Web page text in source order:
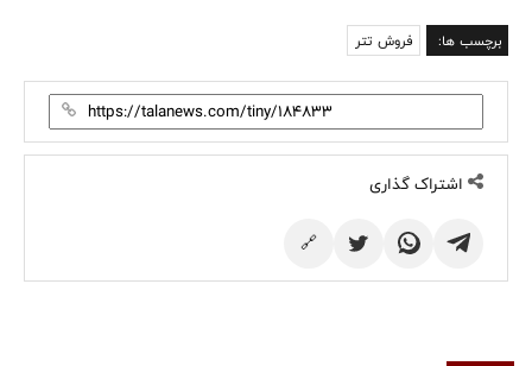
برچسب ها: فروش تتر
اشتراک گذاری
🔗